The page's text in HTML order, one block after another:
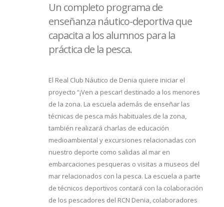
Un completo programa de
enseñanza náutico-deportiva que
capacita a los alumnos para la
práctica de la pesca.
El Real Club Náutico de Denia quiere iniciar el
proyecto “¡Ven a pescar! destinado a los menores
de la zona. La escuela además de enseñar las
técnicas de pesca más habituales de la zona,
también realizará charlas de educación
medioambiental y excursiones relacionadas con
nuestro deporte como salidas al mar en
embarcaciones pesqueras o visitas a museos del
mar relacionados con la pesca. La escuela a parte
de técnicos deportivos contará con la colaboración
de los pescadores del RCN Denia, colaboradores